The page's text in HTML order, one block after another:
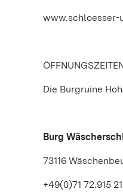
www.schloesser-
Die Burgruine
Burg
73116
+49(0)71 72.915 21